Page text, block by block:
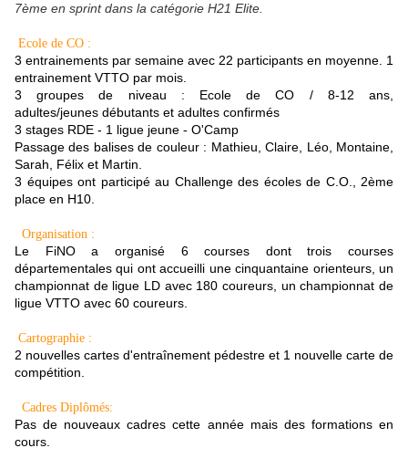
7ème en sprint dans la catégorie H21 Elite.
Ecole de CO :
3 entrainements par semaine avec 22 participants en moyenne. 1
entrainement VTTO par mois.
3 groupes de niveau : Ecole de CO / 8-12 ans,
adultes/jeunes débutants et adultes confirmés
3 stages RDE - 1 ligue jeune - O'Camp
Passage des balises de couleur : Mathieu, Claire, Léo, Montaine,
Sarah, Félix et Martin.
3 équipes ont participé au Challenge des écoles de C.O., 2ème
place en H10.
Organisation :
Le FiNO a organisé 6 courses dont trois courses
départementales qui ont accueilli une cinquantaine orienteurs, un
championnat de ligue LD avec 180 coureurs, un championnat de
ligue VTTO avec 60 coureurs.
Cartographie :
2 nouvelles cartes d'entraînement pédestre et 1 nouvelle carte de
compétition.
Cadres Diplômés:
Pas de nouveaux cadres cette année mais des formations en
cours.